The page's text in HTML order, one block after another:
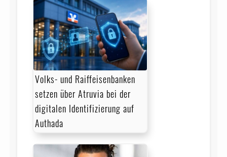
Volks- und Raiffeisenbanken
setzen über Atruvia bei der
digitalen Identifizierung auf
Authada